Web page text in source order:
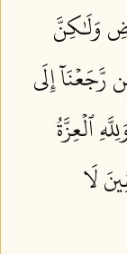
وَلَٰكِنَّ
رَّجَعۡنَآ إِلَى
ٱلۡعِزَّةُ
لَا